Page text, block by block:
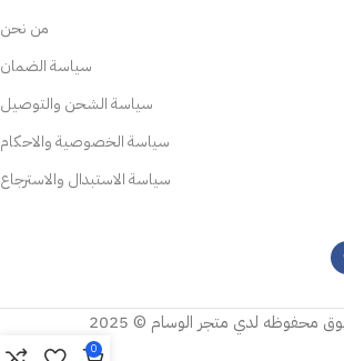
من نحن
سياسة الضمان
سياسة الشحن والتوصيل
سياسة الخصوصية والاحكام
سياسة الاستبدال والاسترجاع
محفوظه لدي متجر الوسام © 2025
0